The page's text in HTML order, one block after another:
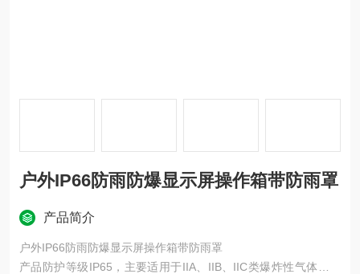
户外IP66防雨防爆显示屏操作箱带防雨罩
产品简介
户外IP66防雨防爆显示屏操作箱带防雨罩
产品防护等级IP65，主要适用于IIA、IIB、IIC类爆炸性气体环境